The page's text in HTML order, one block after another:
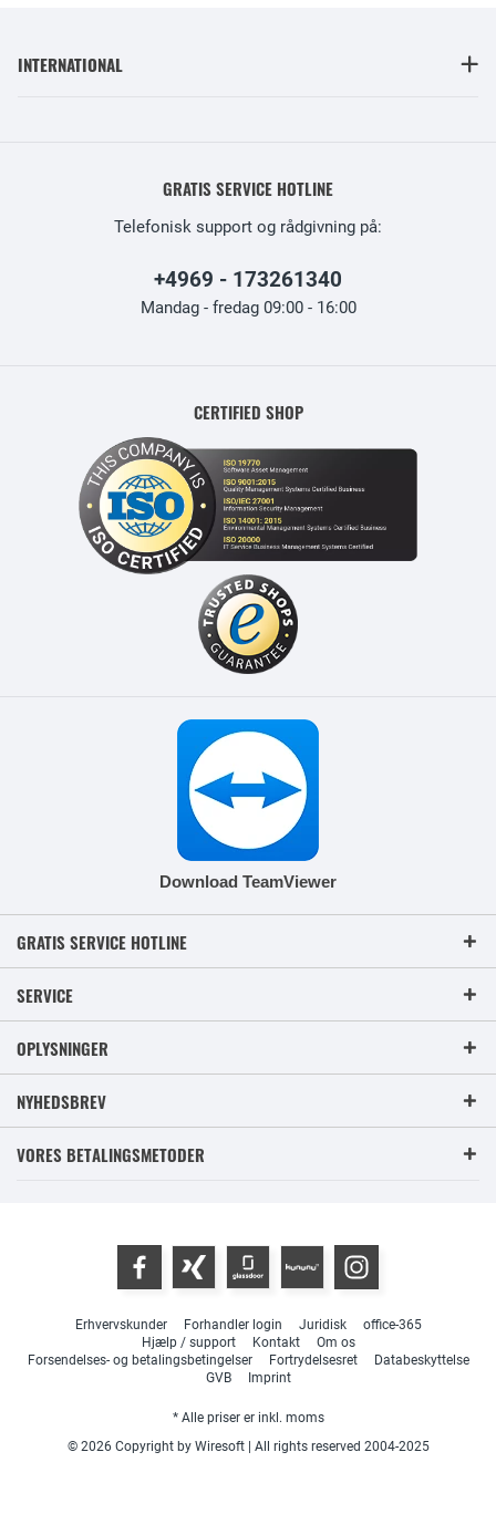
INTERNATIONAL
GRATIS SERVICE HOTLINE
Telefonisk support og rådgivning på:
+4969 - 173261340
Mandag - fredag 09:00 - 16:00
CERTIFIED SHOP
Download TeamViewer
GRATIS SERVICE HOTLINE
SERVICE
OPLYSNINGER
NYHEDSBREV
VORES BETALINGSMETODER
Erhvervskunder Forhandler login Juridisk
office-365
Hjælp / support
Kontakt
Om os
Forsendelses- og betalingsbetingelser
Fortrydelsesret
Databeskyttelse
GVB
Imprint
* Alle priser er inkl. moms
© 2026 Copyright by Wiresoft | All rights reserved 2004-2025